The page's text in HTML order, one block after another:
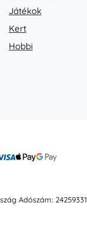
Játékok
Kert
Hobbi
Adószám: 24259331